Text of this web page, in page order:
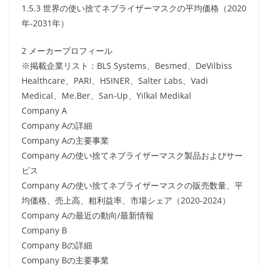
1.5.3 世界の使い捨てネブライザーマスクの平均価格（2020
年-2031年）
2 メーカープロフィール
※掲載企業リスト：BLS Systems、Besmed、DeVilbiss
Healthcare、PARI、HSINER、Salter Labs、Vadi
Medical、Me.Ber、San-Up、Yilkal Medikal
Company A
Company Aの詳細
Company Aの主要事業
Company Aの使い捨てネブライザーマスク製品およびサー
ビス
Company Aの使い捨てネブライザーマスクの販売数量、平
均価格、売上高、粗利益率、市場シェア（2020-2024）
Company Aの最近の動向/最新情報
Company B
Company Bの詳細
Company Bの主要事業